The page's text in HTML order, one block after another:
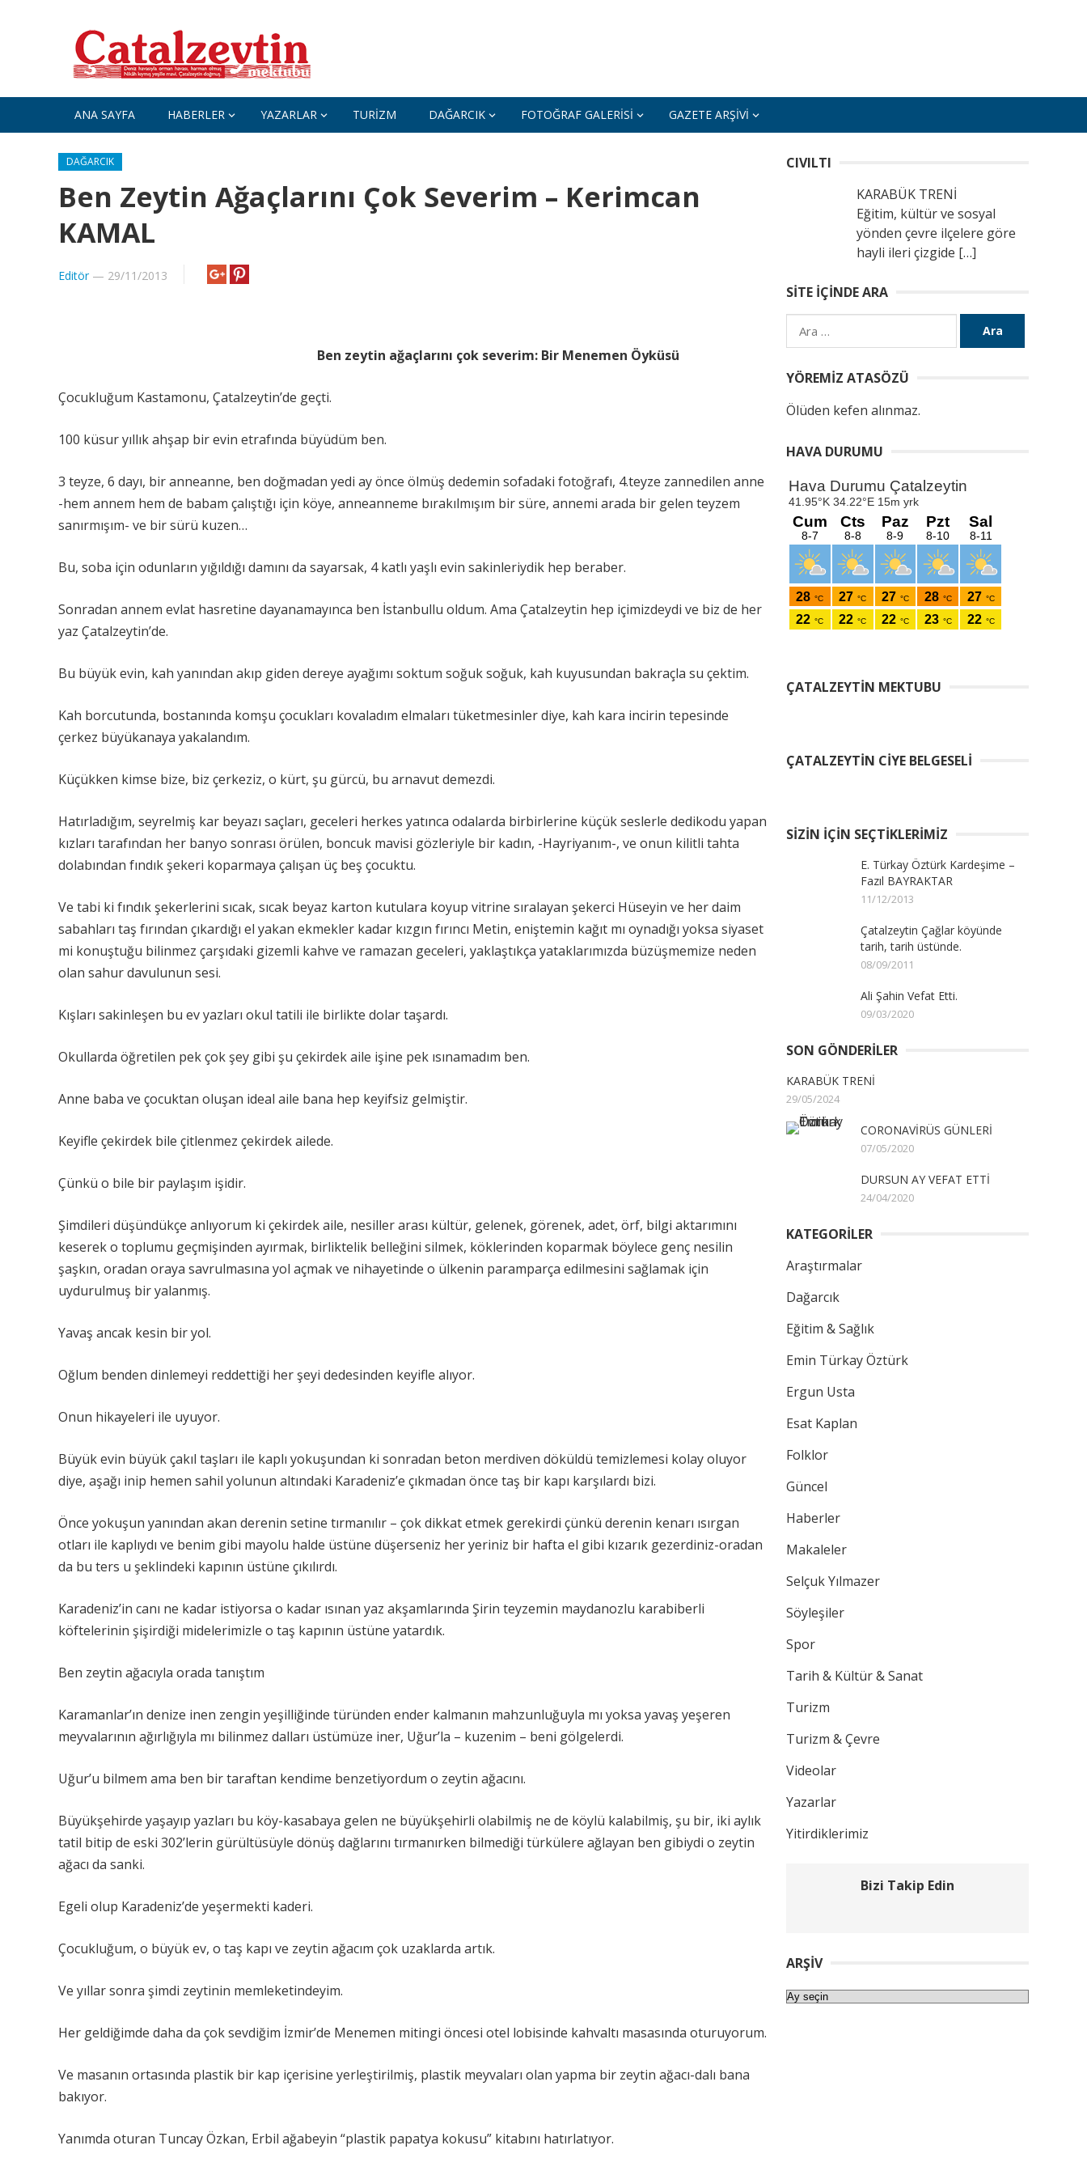
ANA SAYFA HABERLER YAZARLAR TURIZM DAĞARCIK FOTOĞRAF GALERISI GAZETE ARŞIVI
DAĞARCIK
Ben Zeytin Ağaçlarını Çok Severim – Kerimcan
KAMAL
Editör— 29/11/2013
Ben zeytin ağaçlarını çok severim: Bir Menemen Öyküsü
Çocukluğum Kastamonu, Çatalzeytin’de geçti.
100 küsur yıllık ahşap bir evin etrafında büyüdüm ben.
3 teyze, 6 dayı, bir anneanne, ben doğmadan yedi ay önce ölmüş dedemin sofadaki fotoğrafı, 4.teyze zannedilen anne
-hem annem hem de babam çalıştığı için köye, anneanneme bırakılmışım bir süre, annemi arada bir gelen teyzem
sanırmışım- ve bir sürü kuzen…
Bu, soba için odunların yığıldığı damını da sayarsak, 4 katlı yaşlı evin sakinleriydik hep beraber.
Sonradan annem evlat hasretine dayanamayınca ben İstanbullu oldum. Ama Çatalzeytin hep içimizdeydi ve biz de her
yaz Çatalzeytin’de.
Bu büyük evin, kah yanından akıp giden dereye ayağımı soktum soğuk soğuk, kah kuyusundan bakraçla su çektim.
Kah borcutunda, bostanında komşu çocukları kovaladım elmaları tüketmesinler diye, kah kara incirin tepesinde
çerkez büyükanaya yakalandım.
Küçükken kimse bize, biz çerkeziz, o kürt, şu gürcü, bu arnavut demezdi.
Hatırladığım, seyrelmiş kar beyazı saçları, geceleri herkes yatınca odalarda birbirlerine küçük seslerle dedikodu yapan
kızları tarafından her banyo sonrası örülen, boncuk mavisi gözleriyle bir kadın, -Hayriyanım-, ve onun kilitli tahta
dolabından fındık şekeri koparmaya çalışan üç beş çocuktu.
Ve tabi ki fındık şekerlerini sıcak, sıcak beyaz karton kutulara koyup vitrine sıralayan şekerci Hüseyin ve her daim
sabahları taş fırından çıkardığı el yakan ekmekler kadar kızgın fırıncı Metin, eniştemin kağıt mı oynadığı yoksa siyaset
mi konuştuğu bilinmez çarşıdaki gizemli kahve ve ramazan geceleri, yaklaştıkça yataklarımızda büzüşmemize neden
olan sahur davulunun sesi.
Kışları sakinleşen bu ev yazları okul tatili ile birlikte dolar taşardı.
Okullarda öğretilen pek çok şey gibi şu çekirdek aile işine pek ısınamadım ben.
Anne baba ve çocuktan oluşan ideal aile bana hep keyifsiz gelmiştir.
Keyifle çekirdek bile çitlenmez çekirdek ailede.
Çünkü o bile bir paylaşım işidir.
Şimdileri düşündükçe anlıyorum ki çekirdek aile, nesiller arası kültür, gelenek, görenek, adet, örf, bilgi aktarımını
keserek o toplumu geçmişinden ayırmak, birliktelik belleğini silmek, köklerinden koparmak böylece genç nesilin
şaşkın, oradan oraya savrulmasına yol açmak ve nihayetinde o ülkenin paramparça edilmesini sağlamak için
uydurulmuş bir yalanmış.
Yavaş ancak kesin bir yol.
Oğlum benden dinlemeyi reddettiği her şeyi dedesinden keyifle alıyor.
Onun hikayeleri ile uyuyor.
Büyük evin büyük çakıl taşları ile kaplı yokuşundan ki sonradan beton merdiven döküldü temizlemesi kolay oluyor
diye, aşağı inip hemen sahil yolunun altındaki Karadeniz’e çıkmadan önce taş bir kapı karşılardı bizi.
Önce yokuşun yanından akan derenin setine tırmanılır – çok dikkat etmek gerekirdi çünkü derenin kenarı ısırgan
otları ile kaplıydı ve benim gibi mayolu halde üstüne düşerseniz her yeriniz bir hafta el gibi kızarık gezerdiniz-oradan
da bu ters u şeklindeki kapının üstüne çıkılırdı.
Karadeniz’in canı ne kadar istiyorsa o kadar ısınan yaz akşamlarında Şirin teyzemin maydanozlu karabiberli
köftelerinin şişirdiği midelerimizle o taş kapının üstüne yatardık.
Ben zeytin ağacıyla orada tanıştım
Karamanlar’ın denize inen zengin yeşilliğinde türünden ender kalmanın mahzunluğuyla mı yoksa yavaş yeşeren
meyvalarının ağırlığıyla mı bilinmez dalları üstümüze iner, Uğur’la – kuzenim – beni gölgelerdi.
Uğur’u bilmem ama ben bir taraftan kendime benzetiyordum o zeytin ağacını.
Büyükşehirde yaşayıp yazları bu köy-kasabaya gelen ne büyükşehirli olabilmiş ne de köylü kalabilmiş, şu bir, iki aylık
tatil bitip de eski 302’lerin gürültüsüyle dönüş dağlarını tırmanırken bilmediği türkülere ağlayan ben gibiydi o zeytin
ağacı da sanki.
Egeli olup Karadeniz’de yeşermekti kaderi.
Çocukluğum, o büyük ev, o taş kapı ve zeytin ağacım çok uzaklarda artık.
Ve yıllar sonra şimdi zeytinin memleketindeyim.
Her geldiğimde daha da çok sevdiğim İzmir’de Menemen mitingi öncesi otel lobisinde kahvaltı masasında oturuyorum.
Ve masanın ortasında plastik bir kap içerisine yerleştirilmiş, plastik meyvaları olan yapma bir zeytin ağacı-dalı bana
bakıyor.
Yanımda oturan Tuncay Özkan, Erbil ağabeyin “plastik papatya kokusu” kitabını hatırlatıyor.
CIVILTI
KARABÜK TRENİ
Eğitim, kültür ve sosyal
yönden çevre ilçelere göre
hayli ileri çizgide […]
SITE İÇINDE ARA
Arama:
YÖREMIZ ATASÖZÜ
Ölüden kefen alınmaz.
HAVA DURUMU
ÇATALZEYTIN MEKTUBU
ÇATALZEYTIN CIYE BELGESELI
SIZIN İÇIN SEÇTIKLERIMIZ
E. Türkay Öztürk Kardeşime –
Fazıl BAYRAKTAR
11/12/2013
Çatalzeytin Çağlar köyünde
tarih, tarih üstünde.
08/09/2011
Ali Şahin Vefat Etti.
09/03/2020
SON GÖNDERILER
KARABÜK TRENİ
29/05/2024
CORONAVİRÜS GÜNLERİ
07/05/2020
DURSUN AY VEFAT ETTİ
24/04/2020
KATEGORİLER
Araştırmalar
Dağarcık
Eğitim & Sağlık
Emin Türkay Öztürk
Ergun Usta
Esat Kaplan
Folklor
Güncel
Haberler
Makaleler
Selçuk Yılmazer
Söyleşiler
Spor
Tarih & Kültür & Sanat
Turizm
Turizm & Çevre
Videolar
Yazarlar
Yitirdiklerimiz
Bizi Takip Edin
ARŞIV
Arşiv